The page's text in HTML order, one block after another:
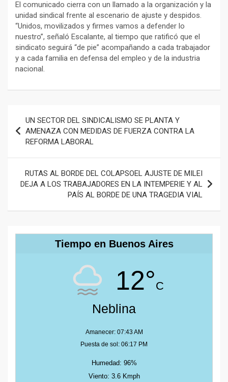
El comunicado cierra con un llamado a la organización y la
unidad sindical frente al escenario de ajuste y despidos.
“Unidos, movilizados y firmes vamos a defender lo
nuestro”, señaló Escalante, al tiempo que ratificó que el
sindicato seguirá “de pie” acompañando a cada trabajador
y a cada familia en defensa del empleo y de la industria
nacional.
de
entradas
UN SECTOR DEL SINDICALISMO SE PLANTA Y
AMENAZA CON MEDIDAS DE FUERZA CONTRA LA
REFORMA LABORAL
RUTAS AL BORDE DEL COLAPSOEL AJUSTE DE MILEI
DEJA A LOS TRABAJADORES EN LA INTEMPERIE Y AL
PAÍS AL BORDE DE UNA TRAGEDIA VIAL
Tiempo en Buenos Aires
12°C
Neblina
Amanecer: 07:43 AM
Puesta de sol: 06:17 PM
Humedad: 96%
Viento: 3.6 Kmph